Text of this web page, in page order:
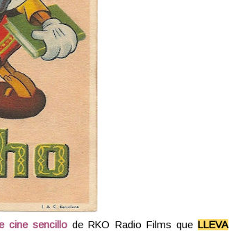
cine sencillo de RKO Radio Films queLLEVA